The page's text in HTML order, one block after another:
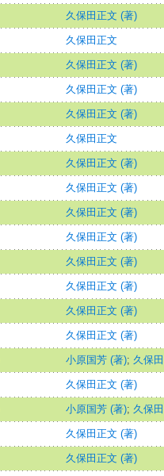
久保田正文 (著)
久保田正文
久保田正文 (著)
久保田正文 (著)
久保田正文 (著)
久保田正文
久保田正文 (著)
久保田正文 (著)
久保田正文 (著)
久保田正文 (著)
久保田正文 (著)
久保田正文 (著)
久保田正文 (著)
久保田正文 (著)
小原国芳 (著); 久保
久保田正文 (著)
小原国芳 (著); 久保
久保田正文 (著)
久保田正文 (著)